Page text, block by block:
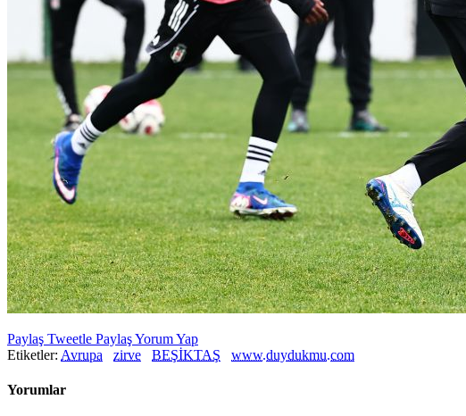
Paylaş Tweetle PaylaşYorum Yap
Etiketler: Avrupa zirve BEŞİKTAŞ www.duydukmu.com
Yorumlar